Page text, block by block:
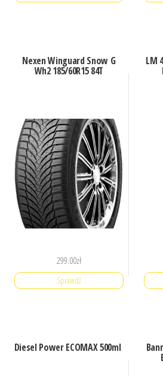
Nexen Winguard Snow G
Wh2 185/60R15 84T
299.00zł
Sprawdź
LM
Diesel Power ECOMAX 500ml